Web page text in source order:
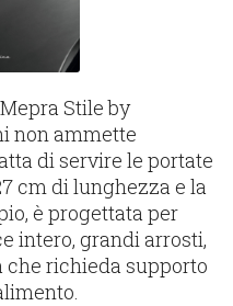
Stile by
non ammette
di servire le portate
cm di lunghezza e la
è progettata per
intero, grandi arrosti,
che richieda supporto